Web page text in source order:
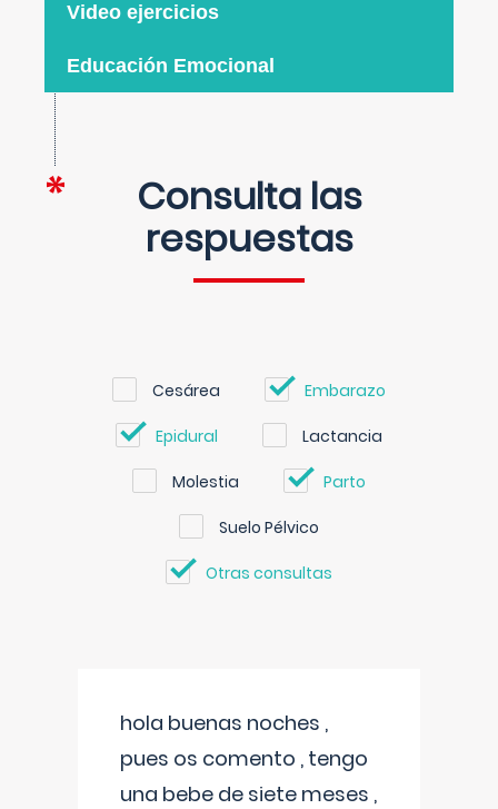
Video ejercicios
Educación Emocional
Consulta las
respuestas
Cesárea Embarazo
Epidural Lactancia
Molestia Parto
Suelo Pélvico
Otras consultas
hola buenas noches ,
pues os comento , tengo
una bebe de siete meses ,